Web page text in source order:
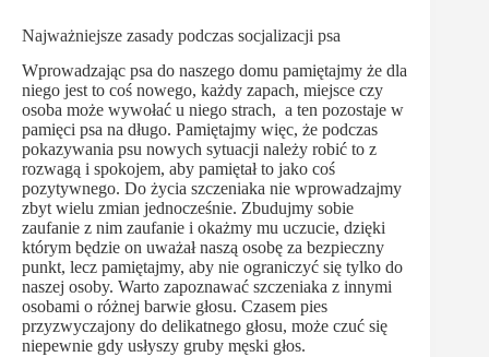
Najważniejsze zasady podczas socjalizacji psa
Wprowadzając psa do naszego domu pamiętajmy że dla
niego jest to coś nowego, każdy zapach, miejsce czy
osoba może wywołać u niego strach, a ten pozostaje w
pamięci psa na długo. Pamiętajmy więc, że podczas
pokazywania psu nowych sytuacji należy robić to z
rozwagą i spokojem, aby pamiętał to jako coś
pozytywnego. Do życia szczeniaka nie wprowadzajmy
zbyt wielu zmian jednocześnie. Zbudujmy sobie
zaufanie z nim zaufanie i okażmy mu uczucie, dzięki
którym będzie on uważał naszą osobę za bezpieczny
punkt, lecz pamiętajmy, aby nie ograniczyć się tylko do
naszej osoby. Warto zapoznawać szczeniaka z innymi
osobami o różnej barwie głosu. Czasem pies
przyzwyczajony do delikatnego głosu, może czuć się
niepewnie gdy usłyszy gruby męski głos.